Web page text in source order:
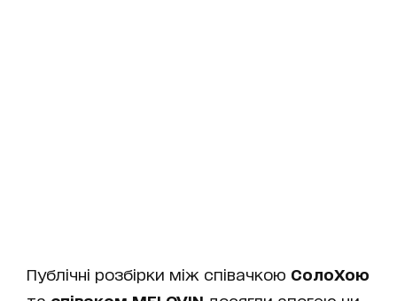
Публічні розбірки між співачкою СолоХою